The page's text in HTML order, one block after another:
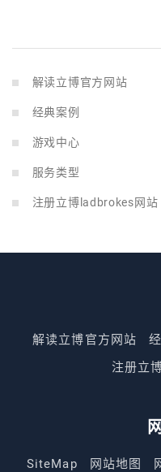
解读立博官方网站
经典案例
游戏中心
服务类型
注册立博ladbrokes网站
解读立博官方网站
注册立
SiteMap 网站地图